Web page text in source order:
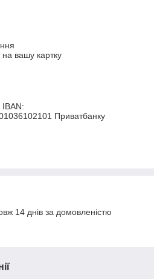
вашу картку
IBAN:
Приватбанку
14 днів за домовленістю